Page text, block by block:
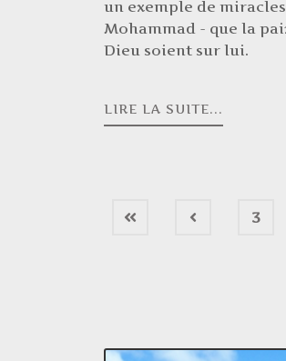
un exemple de
Mohammad - que la
Dieu soient sur lui.
LIRE LA SUITE...
3